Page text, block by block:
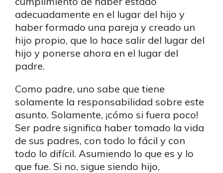
adecuadamente en el lugar del hijo y
haber formado una pareja y creado un
hijo propio, que lo hace salir del lugar del
hijo y ponerse ahora en el lugar del
padre.
Como padre, uno sabe que tiene
solamente la responsabilidad sobre este
asunto. Solamente, ¡cómo si fuera poco!
Ser padre significa haber tomado la vida
de sus padres, con todo lo fácil y con
todo lo difícil. Asumiendo lo que es y lo
que fue. Si no, sigue siendo hijo,